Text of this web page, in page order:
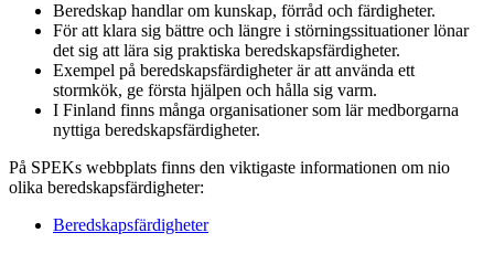
Beredskap handlar om kunskap, förråd och färdigheter.
För att klara sig bättre och längre i störningssituationer lönar
det sig att lära sig praktiska beredskapsfärdigheter.
Exempel på beredskapsfärdigheter är att använda ett
stormkök, ge första hjälpen och hålla sig varm.
I Finland finns många organisationer som lär medborgarna
nyttiga beredskapsfärdigheter.
På SPEKs webbplats finns den viktigaste informationen om nio
olika beredskapsfärdigheter:
Beredskapsfärdigheter